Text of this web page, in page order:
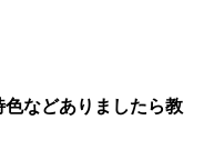
などありましたら教